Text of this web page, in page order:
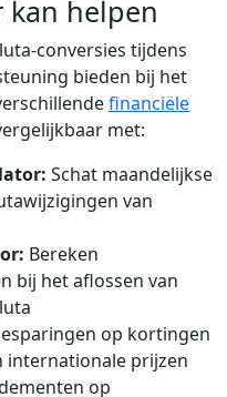
kan helpen
conversies tijdens
bieden bij het
financiële
met:
Schat maandelijkse
van
Bereken
bij het aflossen van
op kortingen
internationale prijzen
op